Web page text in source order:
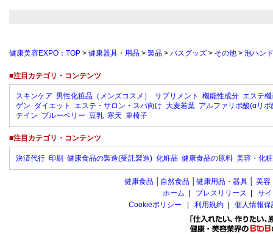
健康美容EXPO：TOP > 健康器具・用品 > 製品 > バスグッズ > その他 > 泡ハン
■注目カテゴリ・コンテンツ
スキンケア 男性化粧品（メンズコスメ） サプリメント 機能性成分 エステ
ゲン ダイエット エステ・サロン・スパ向け 大麦若葉 アルファリポ酸(αリポ
テイン ブルーベリー 豆乳 寒天 車椅子
■注目カテゴリ・コンテンツ
決済代行 印刷 健康食品の製造(受託製造) 化粧品 健康食品の原料 美容・化
健康食品 自然食品 健康用品・器具 美容
ホーム
プレスリリース
サ
Cookieポリシー
利用規約 個人情報